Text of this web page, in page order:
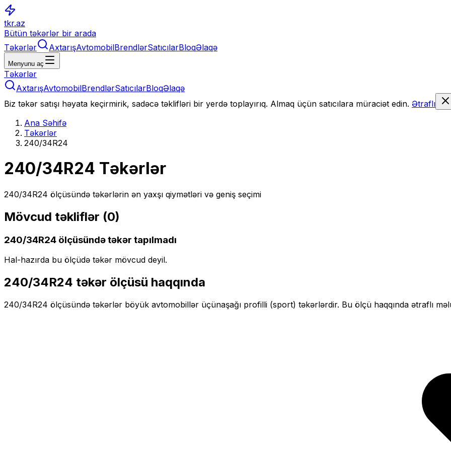
tkr.az
Bütün təkərlər bir arada
Təkərlər
AxtarışAvtomobilBrendlərSatıcılarBloqƏlaqə
Menyunu aç
Təkərlər
AxtarışAvtomobilBrendlərSatıcılarBloqƏlaqə
Biz təkər satışı həyata keçirmirik, sadəcə təklifləri bir yerdə toplayırıq. Almaq üçün satıcılara müraciət edin. Ətraflı
Ana Səhifə
Təkərlər
240/34R24
240/34R24 Təkərlər
240/34R24 ölçüsündə təkərlərin ən yaxşı qiymətləri və geniş seçimi
Mövcud təkliflər (0)
240/34R24 ölçüsündə təkər tapılmadı
Hal-hazırda bu ölçüdə təkər mövcud deyil.
240/34R24 təkər ölçüsü haqqında
240/34R24 ölçüsündə təkərlər böyük avtomobillər üçünaşağı profilli (sport) təkərlərdir. Bu ölçü haqqında ətraflı